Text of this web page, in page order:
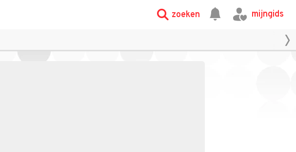
zoeken mijngids